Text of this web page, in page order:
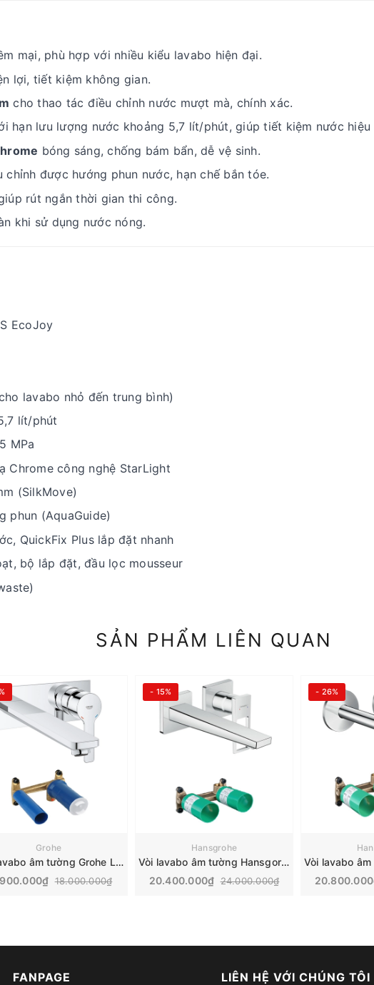
mại, phù hợp với nhiều kiểu lavabo hiện đại.
lợi, tiết kiệm không gian.
cho thao tác điều chỉnh nước mượt mà, chính xác.
hạn lưu lượng nước khoảng 5,7 lít/phút, giúp tiết kiệm nước hiệu
bóng sáng, chống bám bẩn, dễ vệ sinh.
chỉnh được hướng phun nước, hạn chế bắn tóe.
rút ngắn thời gian thi công.
khi sử dụng nước nóng.
EcoJoy
lavabo nhỏ đến trung bình)
lít/phút
MPa
Chrome công nghệ StarLight
(SilkMove)
phun (AquaGuide)
QuickFix Plus lắp đặt nhanh
bộ lắp đặt, đầu lọc mousseur
SẢN PHẨM LIÊN QUAN
Grohe
Vòi Lavabo âm tường Grohe Lineare | 23444001+23571000
18.000.000₫
- 15%
Hansgrohe
Vòi lavabo âm tường Hansgorhe Metropol | 74526000+13622180
20.400.000₫ 24.000.000₫
- 26%
FANPAGE LIÊN HỆ VỚI CHÚNG TÔI